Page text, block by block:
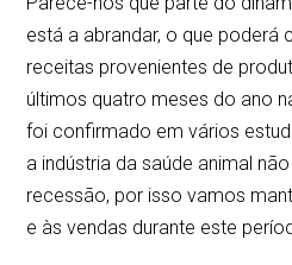
está a abrandar, o que poderá
receitas provenientes de
últimos quatro meses do ano
foi confirmado em vários
a indústria da saúde animal
recessão, por isso vamos
e às vendas durante este